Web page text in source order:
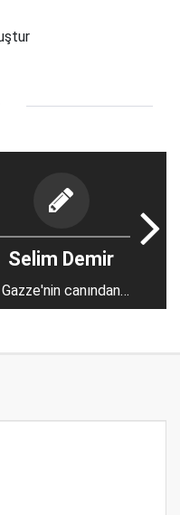
Selim Demir
Gazze'nin canından
başka kaybedeceği